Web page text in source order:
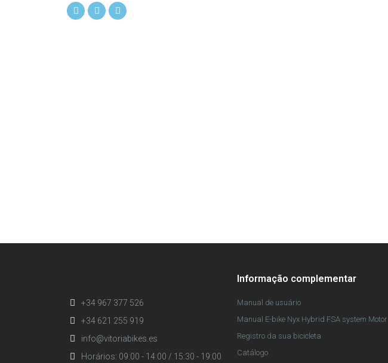
+34 967 377 526
+34 621 255 919
info@vitoriabikes.es
Horários: 09:00 - 14:00 / 15:30 - 19:00
Informação complementar
Manual de usuário
Manual E-bike Nyx Hybrid FSA system Motor
Registro da sua bicicleta
Catálogo